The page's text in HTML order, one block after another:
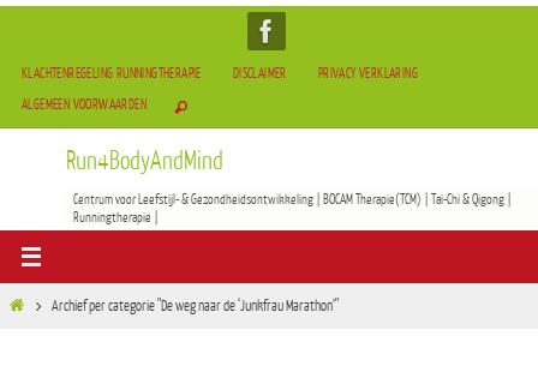
KLACHTENREGELING RUNNINGTHERAPIE DISCLAIMER
PRIVACY VERKLARING
ALGEMEEN VOORWAARDEN
Run4BodyAndMind
Centrum voor Leefstijl- & Gezondheidsontwikkeling | BOCAM Therapie(TCM) | Tai-Chi & Qigong |
Runningtherapie |
Archief per categorie "De weg naar de ‘Junkfrau Marathon’"